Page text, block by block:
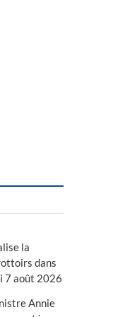
la
dans
7 août 2026
Annie